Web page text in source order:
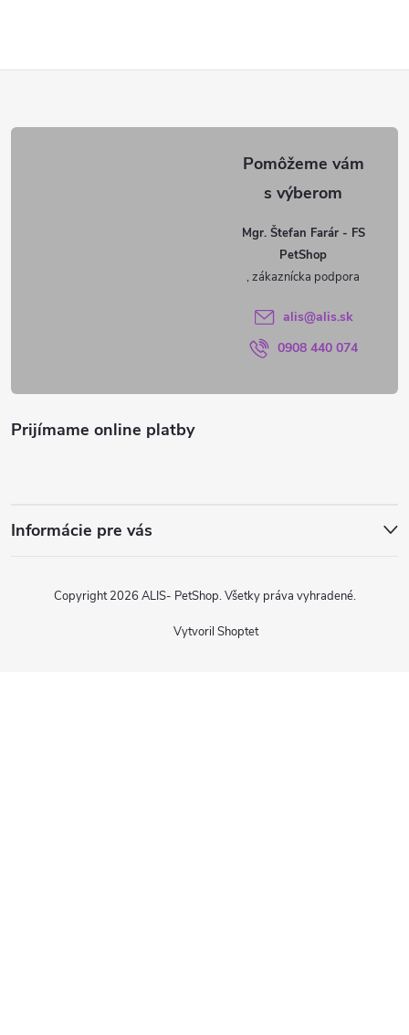
á
Mgr. Štefan Farár - FS
PetShop
alis@alis.sk
0908 440 074
Prijímame online platby
Informácie pre vás
Vytvoril Shoptet
Copyright 2026 ALIS- PetShop. Všetky práva vyhradené.